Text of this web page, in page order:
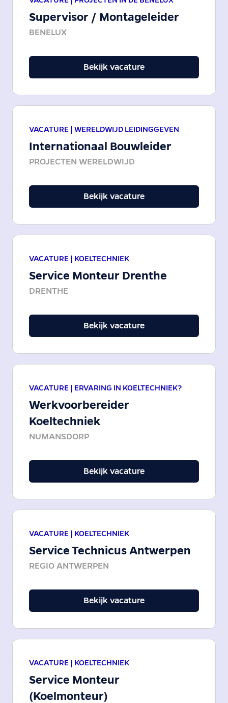
Supervisor / Montageleider
BENELUX
Bekijk vacature
VACATURE | WERELDWIJD LEIDINGGEVEN
Internationaal Bouwleider
PROJECTEN WERELDWIJD
Bekijk vacature
VACATURE | KOELTECHNIEK
Service Monteur Drenthe
DRENTHE
Bekijk vacature
VACATURE | ERVARING IN KOELTECHNIEK?
Werkvoorbereider
Koeltechniek
NUMANSDORP
Bekijk vacature
VACATURE | KOELTECHNIEK
Service Technicus Antwerpen
REGIO ANTWERPEN
Bekijk vacature
VACATURE | KOELTECHNIEK
Service Monteur
(Koelmonteur)